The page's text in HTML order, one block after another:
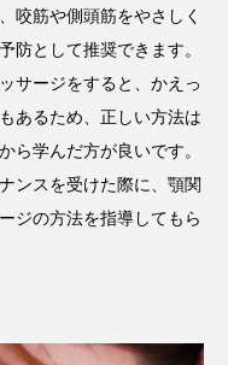
咬筋や側頭筋をやさしく
防として推奨できます。
サージをすると、かえっ
あるため、正しい方法は
ら学んだ方が良いです。
ンスを受けた際に、顎関
ジの方法を指導してもら